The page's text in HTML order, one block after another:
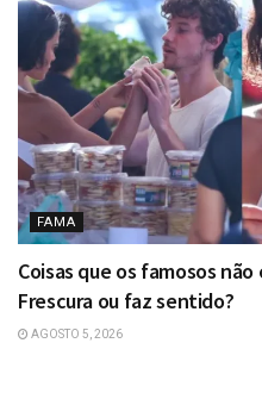
FAMA
Coisas que os famosos
Frescura ou faz sentido?
AGOSTO 5, 2026